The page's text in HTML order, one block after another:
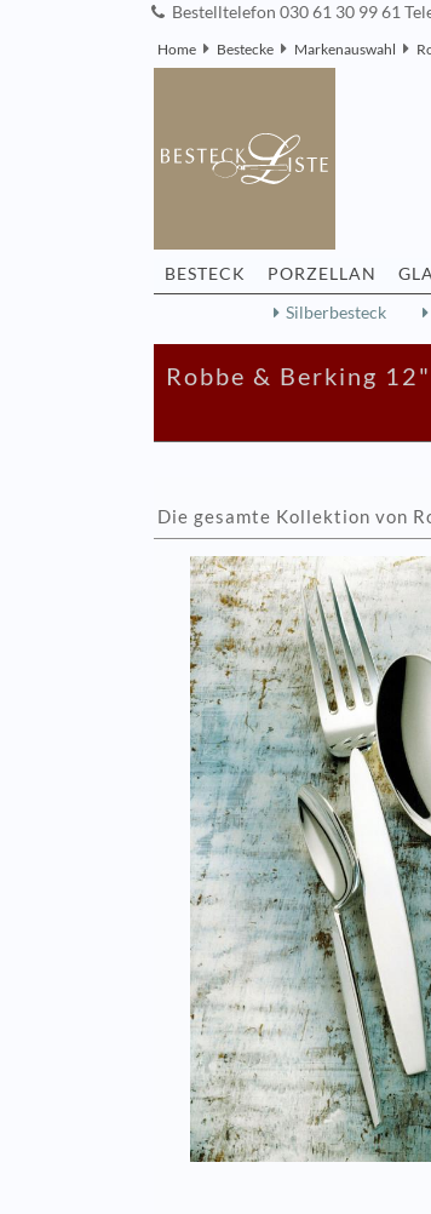
Bestelltelefon 030 61 30 99 61
Home Bestecke Markenauswahl
BESTECK PORZELLAN
Silberbesteck
Robbe & Berking
Die gesamte Kollektion von